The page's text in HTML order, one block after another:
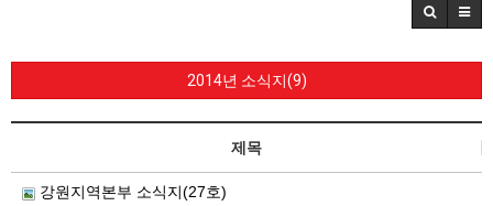
2014년 소식지(9)
제목
강원지역본부 소식지(27호)